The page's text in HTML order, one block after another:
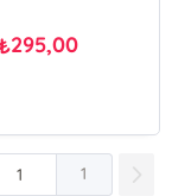
295,00
1